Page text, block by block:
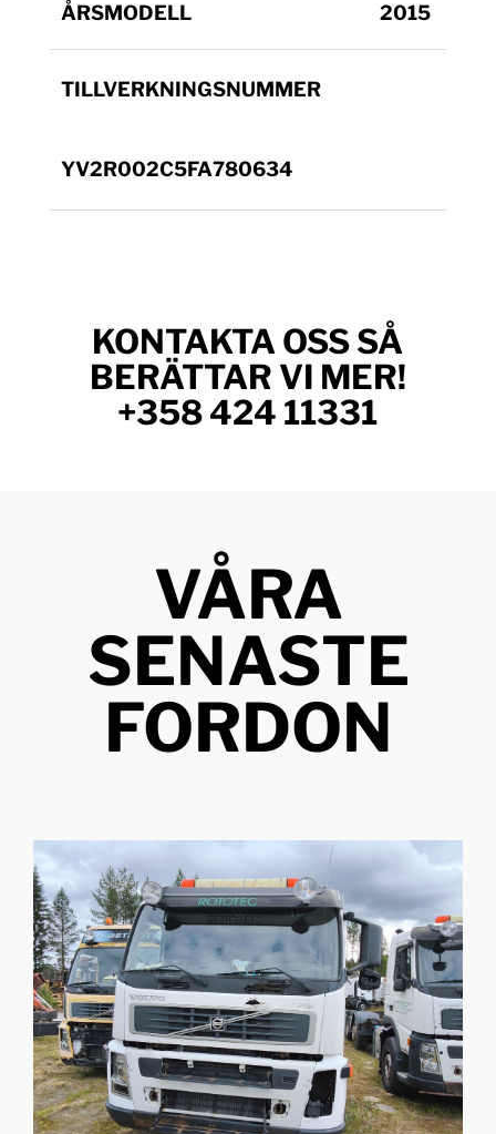
ÅRSMODELL 2015
TILLVERKNINGSNUMMER
YV2R002C5FA780634
KONTAKTA OSS SÅ
BERÄTTAR VI MER!
+358 424 11331
VÅRA
SENASTE
FORDON